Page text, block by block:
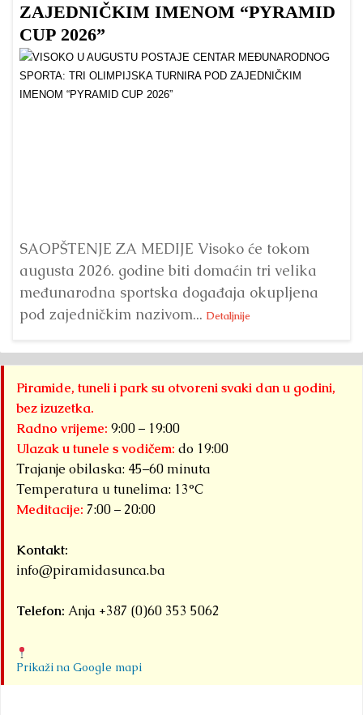
ZAJEDNIČKIM IMENOM “PYRAMID
CUP 2026”
SAOPŠTENJE ZA MEDIJE Visoko će tokom
augusta 2026. godine biti domaćin tri velika
međunarodna sportska događaja okupljena
pod zajedničkim nazivom... Detaljnije
Piramide, tuneli i park su otvoreni svaki dan u godini,
bez izuzetka.
Radno vrijeme: 9:00 – 19:00
Ulazak u tunele s vodičem: do 19:00
Trajanje obilaska: 45–60 minuta
Temperatura u tunelima: 13°C
Meditacije: 7:00 – 20:00
Kontakt:
info@piramidasunca.ba
Telefon: Anja +387 (0)60 353 5062
Prikaži na Google mapi